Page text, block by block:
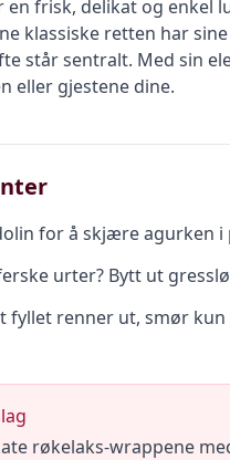
en frisk, delikat og enkel
klassiske retten har
står sentralt. Med sin
eller gjestene dine.
for å skjære agurken
urter? Bytt ut
fyllet renner ut, smør
røkelaks-wrappene